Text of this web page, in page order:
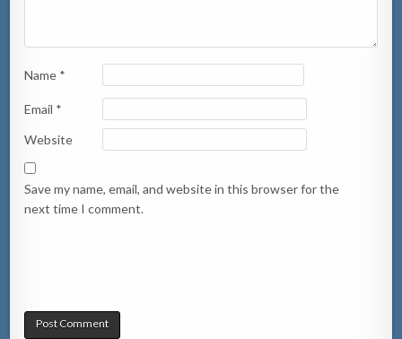
Name *
Email *
Website
Save my name, email, and website in this browser for the
next time I comment.